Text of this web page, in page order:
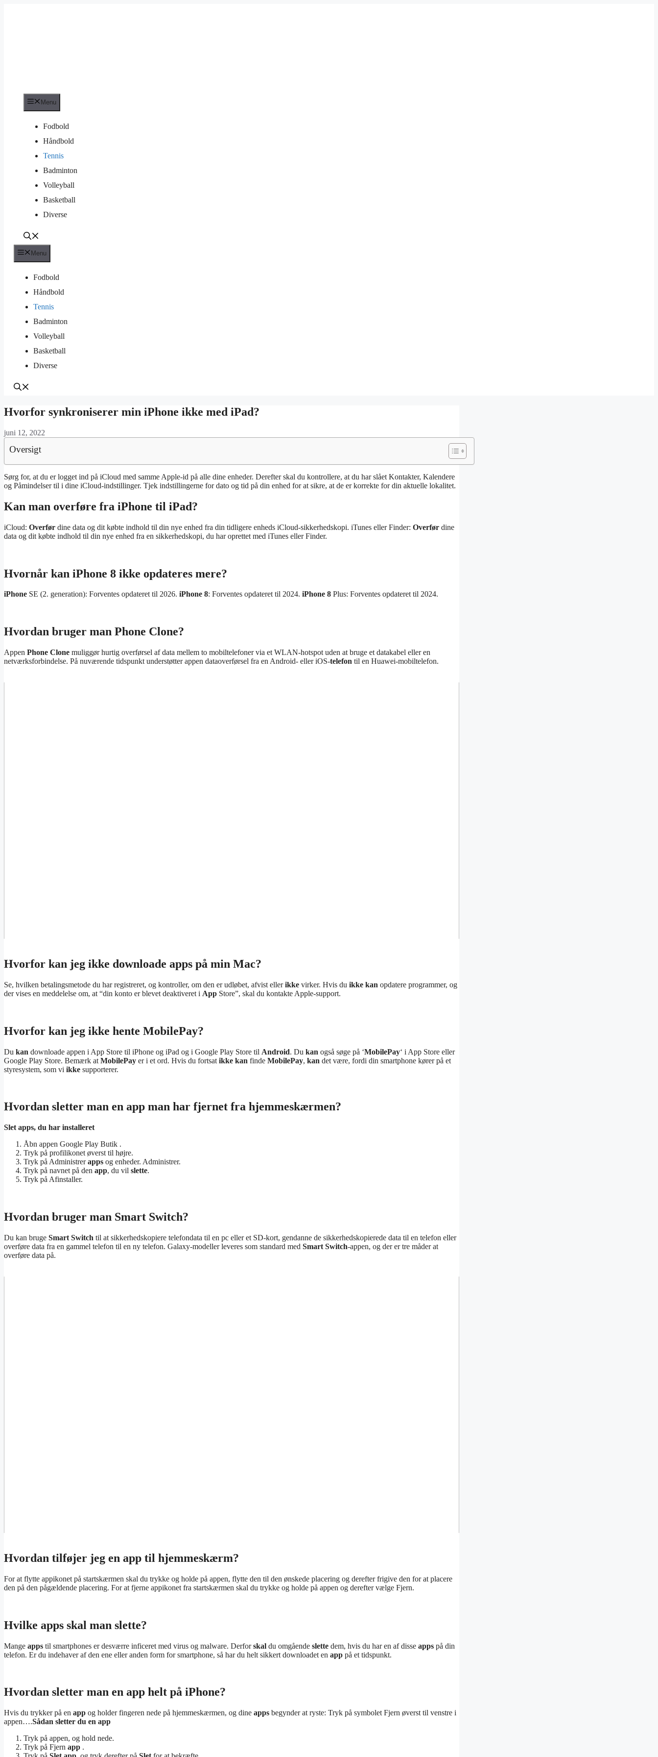
Menu
Fodbold
Håndbold
Tennis
Badminton
Volleyball
Basketball
Diverse
Menu
Fodbold
Håndbold
Tennis
Badminton
Volleyball
Basketball
Diverse
Hvorfor synkroniserer min iPhone ikke med iPad?
juni 12, 2022
Oversigt
Sørg for, at du er logget ind på iCloud med samme Apple-id på alle dine enheder. Derefter skal du kontrollere, at du har slået Kontakter, Kalendere
og Påmindelser til i dine iCloud-indstillinger. Tjek indstillingerne for dato og tid på din enhed for at sikre, at de er korrekte for din aktuelle lokalitet.
Kan man overføre fra iPhone til iPad?
iCloud: Overfør dine data og dit købte indhold til din nye enhed fra din tidligere enheds iCloud-sikkerhedskopi. iTunes eller Finder: Overfør dine
data og dit købte indhold til din nye enhed fra en sikkerhedskopi, du har oprettet med iTunes eller Finder.
Hvornår kan iPhone 8 ikke opdateres mere?
iPhone SE (2. generation): Forventes opdateret til 2026. iPhone 8: Forventes opdateret til 2024. iPhone 8 Plus: Forventes opdateret til 2024.
Hvordan bruger man Phone Clone?
Appen Phone Clone muliggør hurtig overførsel af data mellem to mobiltelefoner via et WLAN-hotspot uden at bruge et datakabel eller en
netværksforbindelse. På nuværende tidspunkt understøtter appen dataoverførsel fra en Android- eller iOS-telefon til en Huawei-mobiltelefon.
Hvorfor kan jeg ikke downloade apps på min Mac?
Se, hvilken betalingsmetode du har registreret, og kontroller, om den er udløbet, afvist ellerikke virker. Hvis du ikke kan opdatere programmer, og
der vises en meddelelse om, at “din konto er blevet deaktiveret i App Store”, skal du kontakte Apple-support.
Hvorfor kan jeg ikke hente MobilePay?
Du kan downloade appen i App Store til iPhone og iPad og i Google Play Store til Android. Du kan også søge på ‘MobilePay‘ i App Store eller
Google Play Store. Bemærk at MobilePay er i et ord. Hvis du fortsat ikke kan finde MobilePay, kan det være, fordi din smartphone kører på et
styresystem, som vi ikke supporterer.
Hvordan sletter man en app man har fjernet fra hjemmeskærmen?
Slet apps, du har installeret
Åbn appen Google Play Butik .
Tryk på profilikonet øverst til højre.
Tryk på Administrerapps og enheder. Administrer.
Tryk på navnet på den app, du vil slette.
Tryk på Afinstaller.
Hvordan bruger man Smart Switch?
Du kan bruge Smart Switch til at sikkerhedskopiere telefondata til en pc eller et SD-kort, gendanne de sikkerhedskopierede data til en telefon eller
overføre data fra en gammel telefon til en ny telefon. Galaxy-modeller leveres som standard med Smart Switch-appen, og der er tre måder at
overføre data på.
Hvordan tilføjer jeg en app til hjemmeskærm?
For at flytte appikonet på startskærmen skal du trykke og holde på appen, flytte den til den ønskede placering og derefter frigive den for at placere
den på den pågældende placering. For at fjerne appikonet fra startskærmen skal du trykke og holde på appen og derefter vælge Fjern.
Hvilke apps skal man slette?
Mange apps til smartphones er desværre inficeret med virus og malware. Derforskal du omgående slette dem, hvis du har en af disse apps på din
telefon. Er du indehaver af den ene eller anden form for smartphone, så har du helt sikkert downloadet en app på et tidspunkt.
Hvordan sletter man en app helt på iPhone?
Hvis du trykker på en app og holder fingeren nede på hjemmeskærmen, og dine apps begynder at ryste: Tryk på symbolet Fjern øverst til venstre i
appen….Sådan sletter du en app
Tryk på appen, og hold nede.
Tryk på Fjern app .